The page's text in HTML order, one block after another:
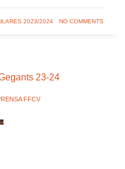
2023/2024 NO COMMENTS
23-24
FFCV